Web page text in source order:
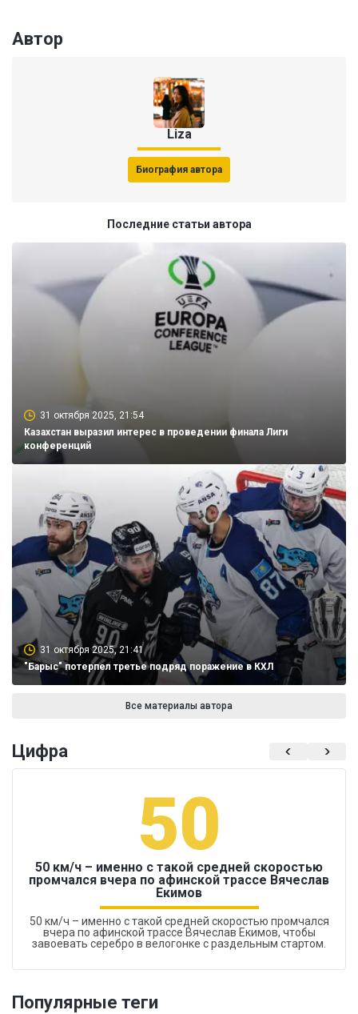
Автор
Liza
Биография автора
Последние статьи автора
31 октября 2025, 21:54
Казахстан выразил интерес в проведении финала Лиги
конференций
31 октября 2025, 21:41
"Барыс" потерпел третье подряд поражение в КХЛ
Все материалы автора
Цифра
50
50 км/ч – именно с такой средней скоростью
промчался вчера по афинской трассе Вячеслав
Екимов
50 км/ч – именно с такой средней скоростью промчался
вчера по афинской трассе Вячеслав Екимов, чтобы
завоевать серебро в велогонке с раздельным стартом.
Популярные теги